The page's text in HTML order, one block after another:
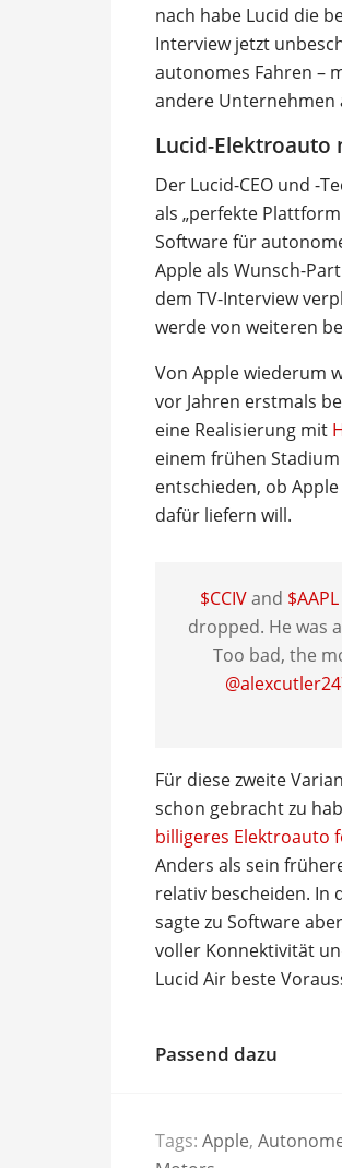
nach habe Lucid die
Interview jetzt
autonomes Fahren –
andere Unternehmen
Lucid-Elektroauto
Der Lucid-CEO und -
als „perfekte
Software für
Apple als Wunsch-
dem TV-Interview
werde von weiteren
Von Apple wiederum
vor Jahren erstmals
eine Realisierung mit
einem frühen
entschieden, ob
dafür liefern will.
$CCIVand $AAPL
dropped. He was
Too bad, the
Für diese zweite
schon gebracht zu
billigeres Elektroauto
Anders als sein
relativ bescheiden. In
sagte zu Software
voller Konnektivität
Lucid Air beste
Passend dazu
Tags: Apple,